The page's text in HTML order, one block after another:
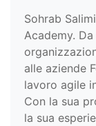
Sohrab
Academy.
alle aziende
lavoro agile
Con la sua
la sua